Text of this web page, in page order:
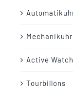
Active
Tourbillons